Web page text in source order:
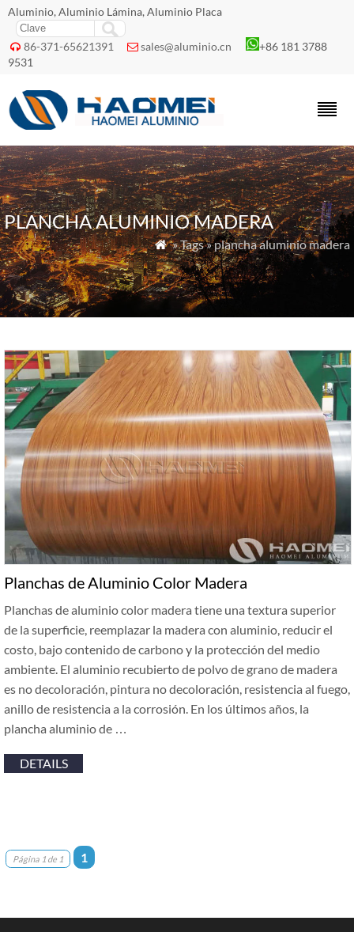
Aluminio, Aluminio Lámina, Aluminio Placa
 86-371-65621391  sales@aluminio.cn
+86 181 3788
9531
PLANCHA ALUMINIO MADERA
 » Tags » plancha aluminio madera
Planchas de Aluminio Color Madera
Planchas de aluminio color madera tiene una textura superior
de la superficie, reemplazar la madera con aluminio, reducir el
costo, bajo contenido de carbono y la protección del medio
ambiente. El aluminio recubierto de polvo de grano de madera
es no decoloración, pintura no decoloración, resistencia al fuego,
anillo de resistencia a la corrosión. En los últimos años, la
plancha aluminio de …
DETAILS
Página 1 de 1 1